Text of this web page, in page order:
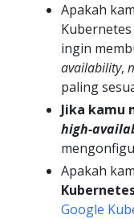
Apakah
ingin
availability,
paling
Jika kamu
high-
Apakah
Google